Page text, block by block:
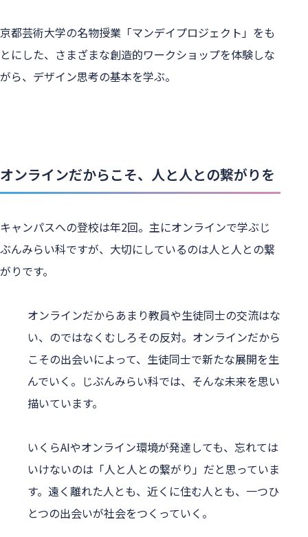
京都芸術大学の名物授業「マンデイプロジェクト」をも
とにした、さまざまな創造的ワークショップを体験しな
がら、デザイン思考の基本を学ぶ。
オンラインだからこそ、人と人との繋がりを
キャンパスへの登校は年2回。主にオンラインで学ぶじ
ぶんみらい科ですが、大切にしているのは人と人との繋
がりです。
オンラインだからあまり教員や生徒同士の交流はな
い、のではなくむしろその反対。オンラインだから
こその出会いによって、生徒同士で新たな展開を生
んでいく。じぶんみらい科では、そんな未来を思い
描いています。
いくらAIやオンライン環境が発達しても、忘れては
いけないのは「人と人との繋がり」だと思っていま
す。遠く離れた人とも、近くに住む人とも、一つひ
とつの出会いが社会をつくっていく。